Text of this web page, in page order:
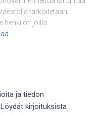
tarkoitetaan
henkilöt, joilla
ja tiedon
kirjoituksista